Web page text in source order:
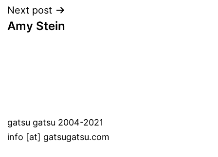
Next post
Amy Stein
gatsu gatsu 2004-2021
info [at] gatsugatsu.com